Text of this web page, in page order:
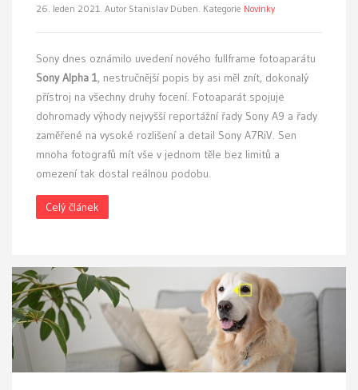
26. leden 2021. Autor Stanislav Duben. Kategorie Novinky
Sony dnes oznámilo uvedení nového fullframe fotoaparátu
Sony Alpha 1, nestručnější popis by asi měl znít, dokonalý
přístroj na všechny druhy focení. Fotoaparát spojuje
dohromady výhody nejvyšší reportážní řady Sony A9 a řady
zaměřené na vysoké rozlišení a detail Sony A7RiV. Sen
mnoha fotografů mít vše v jednom těle bez limitů a
omezení tak dostal reálnou podobu.
Celý článek